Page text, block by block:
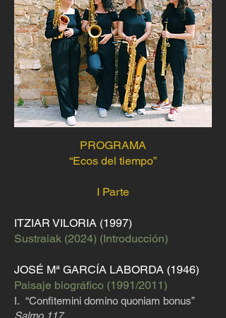
PROGRAMA
“Ecos del tiempo”
I Parte
ITZIAR VILORIA (1997)
Sustraiak (2024) (Introducción)
JOSÉ Mª GARCÍA LABORDA (1946)
Paisaje biográfico (1991/2011)
I. “Confitemini domino quoniam bonus”
Salmo 117